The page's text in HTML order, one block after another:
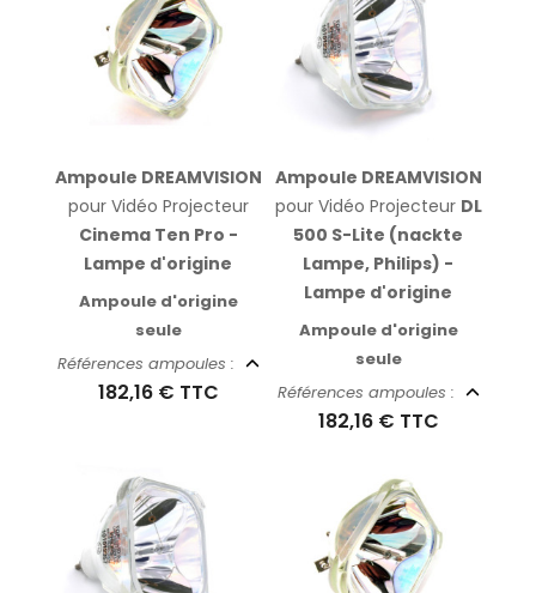
Ampoule DREAMVISION
pour Vidéo Projecteur
Cinema Ten Pro -
Lampe d'origine
Ampoule d'origine
seule
Références ampoules :
182,16 € TTC
Ampoule DREAMVISION
pour Vidéo Projecteur DL
500 S-Lite (nackte
Lampe, Philips) -
Lampe d'origine
Ampoule d'origine
seule
Références ampoules :
182,16 € TTC